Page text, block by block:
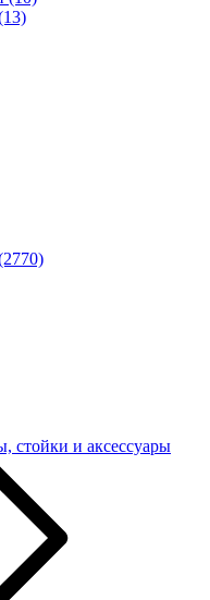
и аксессуары